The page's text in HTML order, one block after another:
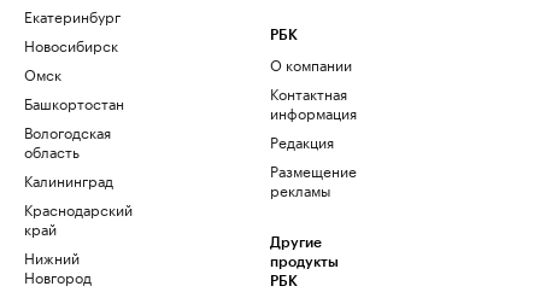
Екатеринбург
Новосибирск
Омск
Башкортостан
Вологодская
область
Калининград
Краснодарский
край
Нижний
Новгород
РБК
О компании
Контактная
информация
Редакция
Размещение
рекламы
Другие
продукты
РБК